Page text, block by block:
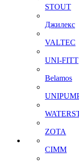
STOUT
Джилекс
VALTEC
UNI-FITT
Belamos
ZOTA
CIMM